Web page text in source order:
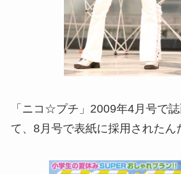
「ニコ☆プチ」2009年4月号で
て、8月号で表紙に採用されたん